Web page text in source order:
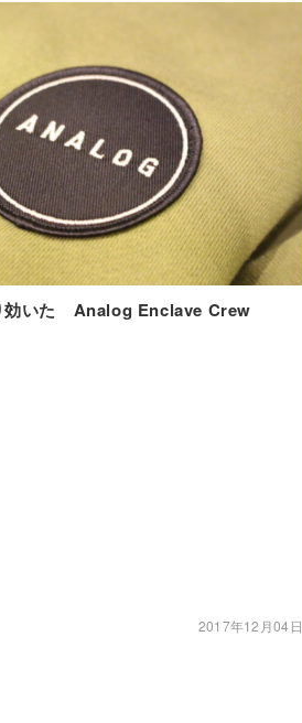
撥水がしっかり効いた Analog Enclave Crew
2017年12月04日